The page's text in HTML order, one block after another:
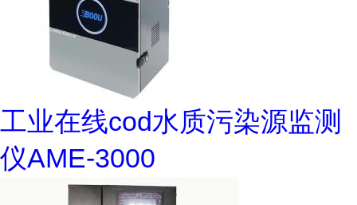
工业在线cod水质污染源监测
仪AME-3000